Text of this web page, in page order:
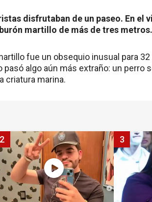
disfrutaban de un paseo. En el
martillo de más de tres metros.
fue un obsequio inusual para
algo aún más extraño: un perro
criatura marina.
2 3